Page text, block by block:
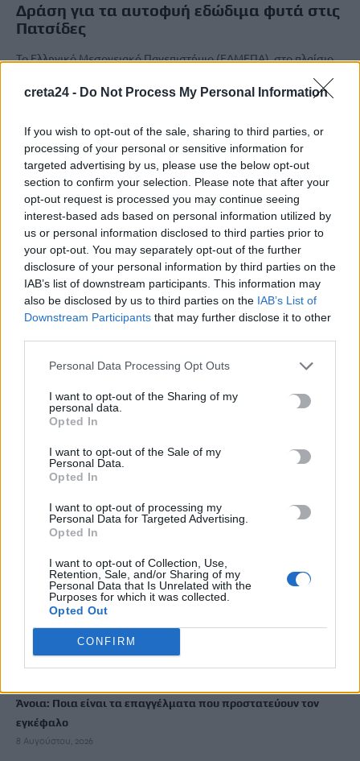
creta24 - Do Not Process My Personal Information
If you wish to opt-out of the sale, sharing to third parties, or
processing of your personal or sensitive information for
targeted advertising by us, please use the below opt-out
section to confirm your selection. Please note that after your
opt-out request is processed you may continue seeing
interest-based ads based on personal information utilized by
us or personal information disclosed to third parties prior to
your opt-out. You may separately opt-out of the further
disclosure of your personal information by third parties on the
IAB’s list of downstream participants. This information may
also be disclosed by us to third parties on the IAB’s List of
Downstream Participants that may further disclose it to other
Personal Data Processing Opt Outs
I want to opt-out of the Sharing of my
personal data.
Opted In
I want to opt-out of the Sale of my
Personal Data.
Opted In
I want to opt-out of processing my
Personal Data for Targeted Advertising.
Opted In
I want to opt-out of Collection, Use,
Retention, Sale, and/or Sharing of my
Personal Data that Is Unrelated with the
Purposes for which it was collected.
Opted Out
CONFIRM
Δράση για τα αυτοφυή εδώδιμα φυτά στις
Πατσίδες
Το Ελληνικό Μεσογειακό Πανεπιστήμιο (ΕΛΜΕΠΑ), στο πλαίσιο
της πράξης ΑΕΝαΟΝ του προγράμματος Inderreg VI – A ΕΛΛΑΔΑ
ΚΥΠΡΟΣ…
ΡΟΗ ΕΙΔΗΣΕΩΝ
Ποιες οι απάτητες παραλίες της Ελλάδας – My coast: Πώς θα
κάνετε καταγγελία για παρανομίες
8 Αυγούστου, 2026
Περσείδες: Το εντυπωσιακό φαινόμενο πλησιάζει – Πότε θα
δούμε τη «βροχή» των αστεριών
Ενοίκια: Πότε γίνονται υποχρεωτικές οι πληρωμές μέσω
τραπεζών
8 Αυγούστου, 2026
Ισπανία: Η συγκινητική επανένωση γυναίκας με τα
γαϊδουράκια της μετά τις πυρκαγιές
Στις 19 Αυγούστου η γενική συνέλευση του συλλόγου
κρεοπωλών Χανίων
8 Αυγούστου, 2026
Νέος κύκλος μαθημάτων Κινεζικής Γλώσσας στο
Πανεπιστήμιο Κρήτης για το ακαδημαϊκό έτος 2026-2027
8 Αυγούστου, 2026
Άνοια: Ποια είναι τα επαγγέλματα που προστατεύουν τον
εγκέφαλο
8 Αυγούστου, 2026